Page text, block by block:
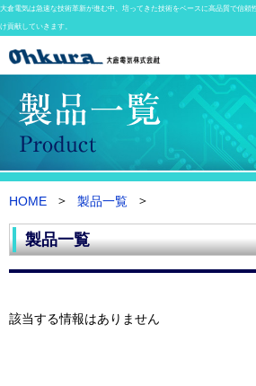
大倉電気は急速な技術革新が進む中、培ってきた技術をベースに高品質で信頼
け貢献していきます。
HOME 製品一覧
製品一覧
該当する情報はありません